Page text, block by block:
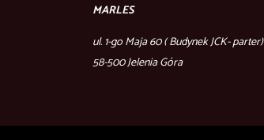
MARLES
ul. 1-go Maja 60 ( Budynek JCK- parter)
58-500 Jelenia Góra